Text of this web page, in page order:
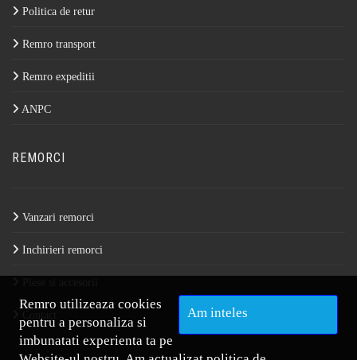
Politica de retur
Remro transport
Remro expeditii
ANPC
REMORCI
Vanzari remorci
Inchirieri remorci
Am inteles
Remro utilizeaza cookies
pentru a personaliza si
imbunatati experienta ta pe